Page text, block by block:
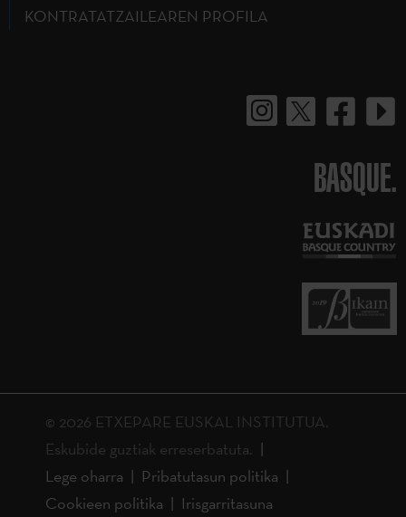
KONTRATATZAILEAREN PROFILA
BASQUE.
© 2026 ETXEPARE EUSKAL INSTITUTUA.
Eskubide guztiak erreserbatuta.
Lege oharra
Pribatutasun politika
Cookieen politika
Irisgarritasuna